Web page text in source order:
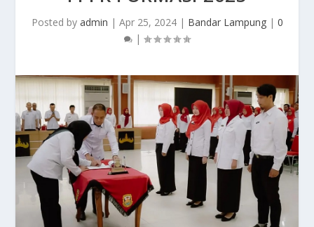
Posted by admin | Apr 25, 2024| Bandar Lampung| 0
|